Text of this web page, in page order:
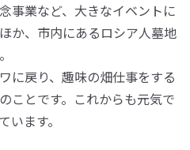
事業など、大きなイベントに
か、市内にあるロシア人墓地
に戻り、趣味の畑仕事をする
ことです。これからも元気で
ます。